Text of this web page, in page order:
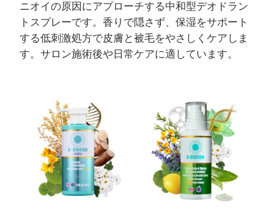
ニオイの原因にアプローチする中和型デオドラン
トスプレーです。香りで隠さず、保湿をサポート
する低刺激処方で皮膚と被毛をやさしくケアしま
す。サロン施術後や日常ケアに適しています。